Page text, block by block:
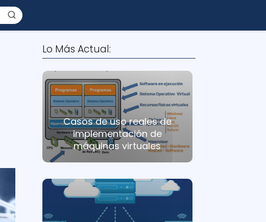
Lo Más Actual:
Casos de uso reales de
implementación de
máquinas virtuales